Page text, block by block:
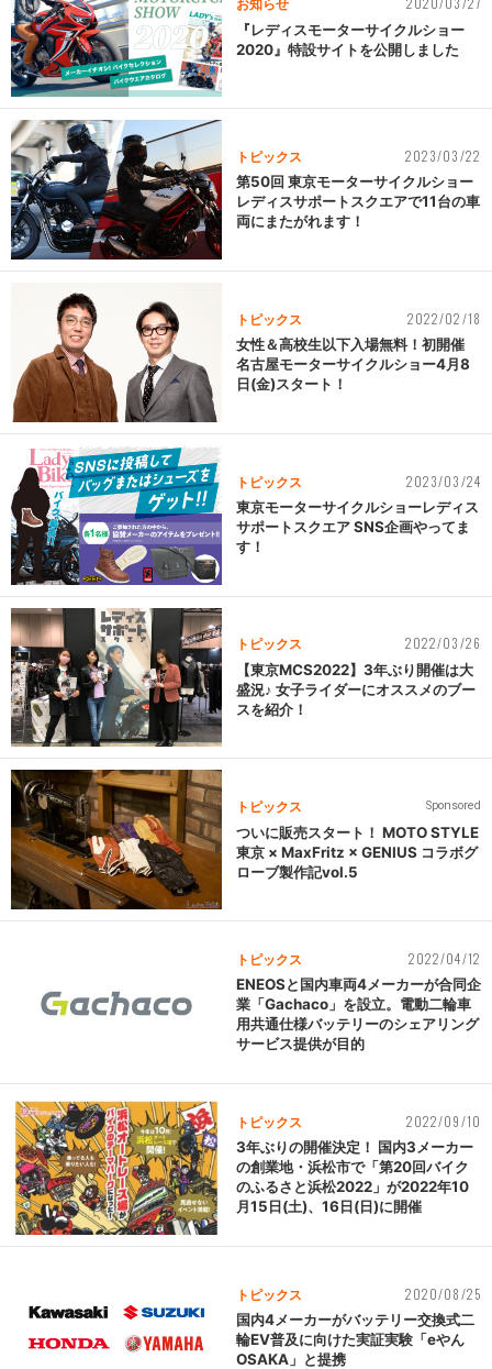
お知らせ
『レディスモーターサイクルショー
2020』特設サイトを公開しました
トピックス 2023/03/22
第50回 東京モーターサイクルショー
レディスサポートスクエアで11台の車
両にまたがれます！
トピックス 2022/02/18
女性＆高校生以下入場無料！初開催
名古屋モーターサイクルショー4月8
日(金)スタート！
トピックス 2023/03/24
東京モーターサイクルショーレディス
サポートスクエア SNS企画やってま
す！
トピックス 2022/03/26
【東京MCS2022】3年ぶり開催は大
盛況♪ 女子ライダーにオススメのブー
スを紹介！
トピックス Sponsored
ついに販売スタート！ MOTO STYLE
東京 × MaxFritz × GENIUS コラボグ
ローブ製作記vol.5
トピックス 2022/04/12
ENEOSと国内車両4メーカーが合同企
業「Gachaco」を設立。電動二輪車
用共通仕様バッテリーのシェアリング
サービス提供が目的
トピックス 2022/09/10
3年ぶりの開催決定！ 国内3メーカー
の創業地・浜松市で「第20回バイク
のふるさと浜松2022」が2022年10
月15日(土)、16日(日)に開催
トピックス 2020/08/25
国内4メーカーがバッテリー交換式二
輪EV普及に向けた実証実験「eやん
OSAKA」と提携